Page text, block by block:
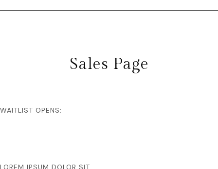
Sales Page
WAITLIST OPENS:
LOREM IPSUM DOLOR SIT